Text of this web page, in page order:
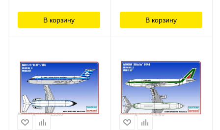
В корзину В корзину